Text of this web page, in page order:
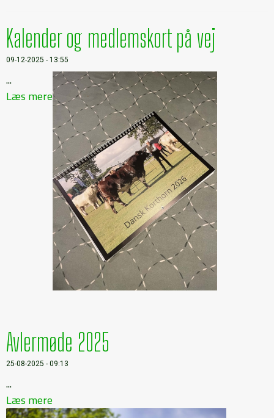
Kalender og medlemskort på vej
09-12-2025 - 13:55
...
Læs mere
Avlermøde 2025
25-08-2025 - 09:13
...
Læs mere